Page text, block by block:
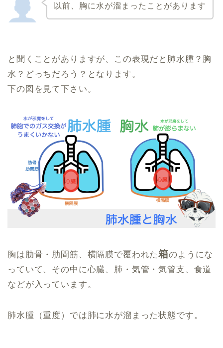
以前、胸に水が溜まったことがあります
と聞くことがありますが、この表現だと肺水腫？胸
水？どっちだろう？となります。
下の図を見て下さい。
胸は肋骨・肋間筋、横隔膜で覆われた箱のようにな
っていて、その中に心臓、肺・気管・気管支、食道
などが入っています。
肺水腫（重度）では肺に水が溜まった状態です。